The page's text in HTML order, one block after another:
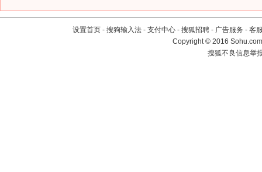
设置首页 - 搜狗输入法 - 支付中心 - 搜狐招聘 - 广告服务 - 客
Copyright©2016
搜狐不良信息举